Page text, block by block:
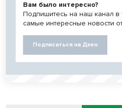
Вам было интересно?
Подпишитесь на наш канал в
самые интересные новости
Подписаться на Дзен